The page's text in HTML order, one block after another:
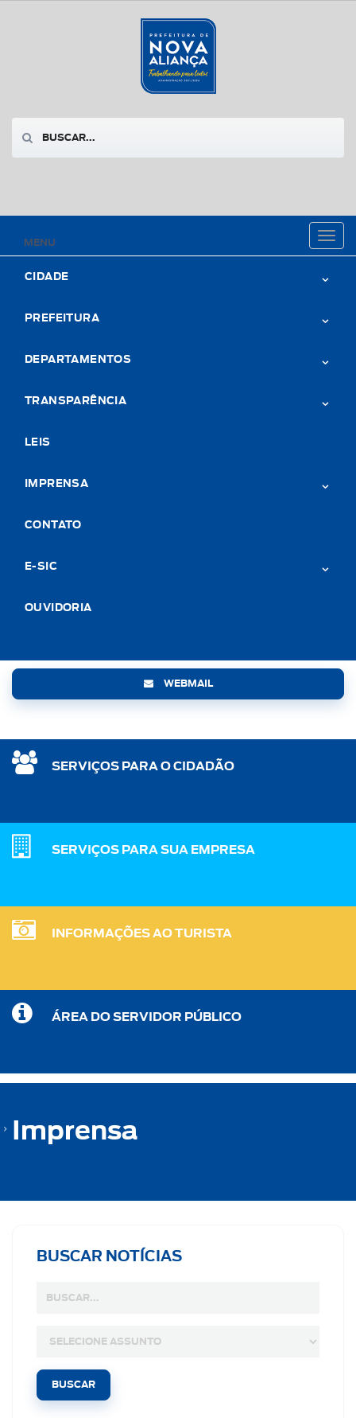
MENU
Toggle
CIDADE
PREFEITURA
DEPARTAMENTOS
TRANSPARÊNCIA
LEIS
IMPRENSA
CONTATO
E-SIC
OUVIDORIA
WEBMAIL
SERVIÇOS PARA O CIDADÃO
SERVIÇOS PARA SUA EMPRESA
INFORMAÇÕES AO TURISTA
ÁREA DO SERVIDOR PÚBLICO
Imprensa
BUSCAR NOTÍCIAS